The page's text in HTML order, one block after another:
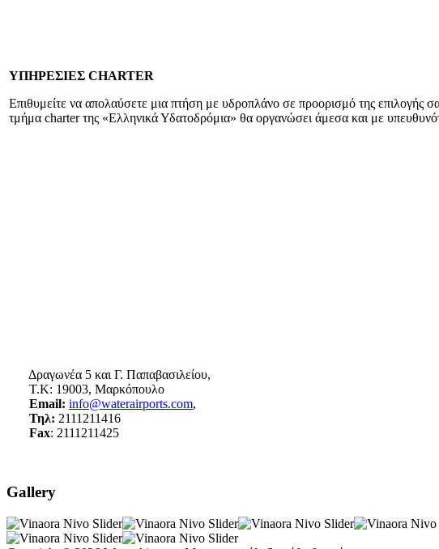
ΥΠΗΡΕΣΙΕΣ CHARTER
Επιθυμείτε να απολαύσετε μια πτήση με υδροπλάνο σε προορισμό της επιλογής
τμήμα charter της «Ελληνικά Υδατοδρόμια» θα οργανώσει άμεσα και με
Δραγωνέα 5 και Γ. Παπαβασιλείου,
Τ.Κ: 19003, Μαρκόπουλο
Email: info@waterairports.com,
Τηλ: 2111211416
Fax: 2111211425
Gallery